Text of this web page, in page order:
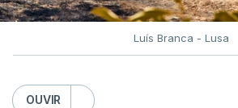
Luís Branca - Lusa
OUVIR